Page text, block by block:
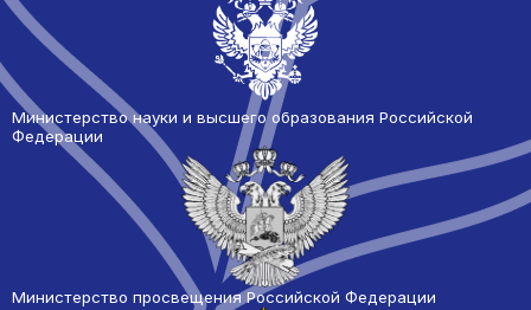
Министерство науки и высшего образования Российской
Федерации
Министерство просвещения Российской Федерации